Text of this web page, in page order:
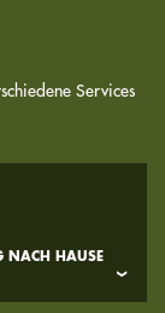
Services
NACH HAUSE